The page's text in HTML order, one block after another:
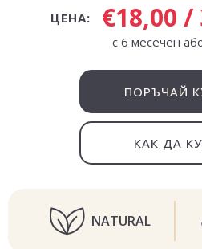
ЦЕНА: €18,00
с 6 месечен
ПОРЪЧАЙ
КАК ДА
NATURAL